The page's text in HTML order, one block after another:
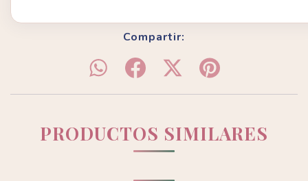
Compartir:
PRODUCTOS SIMILARES